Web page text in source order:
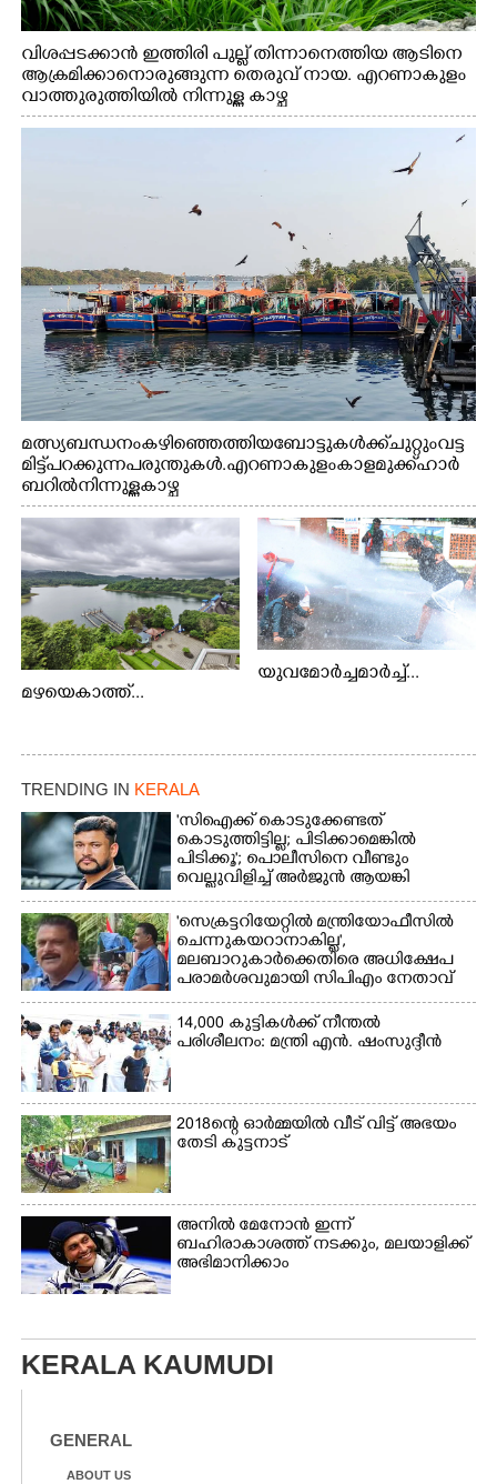
വിശപ്പടക്കാൻ ഇത്തിരി പുല്ല് തിന്നാനെത്തിയ ആടിനെ
ആക്രമിക്കാനൊരുങ്ങുന്ന തെരുവ് നായ. എറണാകുളം
വാത്തുരുത്തിയിൽ നിന്നുള്ള കാഴ്ച
മത്സ്യബന്ധനം കഴിഞ്ഞെത്തിയ ബോട്ടുകൾക്ക് ചുറ്റും വട്ട
മിട്ട് പറക്കുന്ന പരുന്തുകൾ. എറണാകുളം കാളമുക്ക് ഹാർ
ബറിൽ നിന്നുള്ള കാഴ്ച
മഴയെകാത്ത്...
യുവമോർച്ചമാർച്ച്...
TRENDING IN KERALA
'സിഐക്ക് കൊടുക്കേണ്ടത്
കൊടുത്തിട്ടില്ല; പിടിക്കാമെങ്കിൽ
പിടിക്കൂ'; പൊലീസിനെ വീണ്ടും
വെല്ലുവിളിച്ച് അർജുൻ ആയങ്കി
'സെക്രട്ടറിയേറ്റിൽ മന്ത്രിയോഫീസിൽ
ചെന്നുകയറാനാകില്ല',
മലബാറുകാർക്കെതിരെ അധിക്ഷേപ
പരാമർശവുമായി സിപിഎം നേതാവ്‌
14,000 കുട്ടികൾക്ക് നീന്തൽ
പരിശീലനം: മന്ത്രി എൻ. ഷംസുദ്ദീൻ
2018ന്റെ ഓർമ്മയിൽ വീട് വിട്ട് അഭയം
തേടി കുട്ടനാട്
അനിൽ മേനോൻ ഇന്ന്
ബഹിരാകാശത്ത് നടക്കും, മലയാളിക്ക്
അഭിമാനിക്കാം
KERALA KAUMUDI
GENERAL
ABOUT US